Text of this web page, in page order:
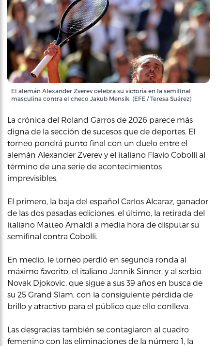
El alemán Alexander Zverev celebra su victoria en la semifinal
masculina contra el checo Jakub Mensik. (EFE / Teresa Suárez)
La crónica del Roland Garros de 2026 parece más
digna de la sección de sucesos que de deportes. El
torneo pondrá punto final con un duelo entre el
alemán Alexander Zverev y el italiano Flavio Cobolli al
término de una serie de acontecimientos
imprevisibles.
El primero, la baja del español Carlos Alcaraz, ganador
de las dos pasadas ediciones, el último, la retirada del
italiano Matteo Arnaldi a media hora de disputar su
semifinal contra Cobolli.
En medio, le torneo perdió en segunda ronda al
máximo favorito, el italiano Jannik Sinner, y al serbio
Novak Djokovic, que sigue a sus 39 años en busca de
su 25 Grand Slam, con la consiguiente pérdida de
brillo y atractivo para el público que ello conlleva.
Las desgracias también se contagiaron al cuadro
femenino con las eliminaciones de la número 1, la